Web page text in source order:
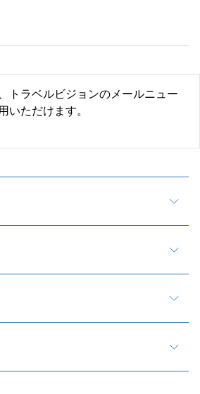
トラベルビジョンのメールニュー
いただけます。